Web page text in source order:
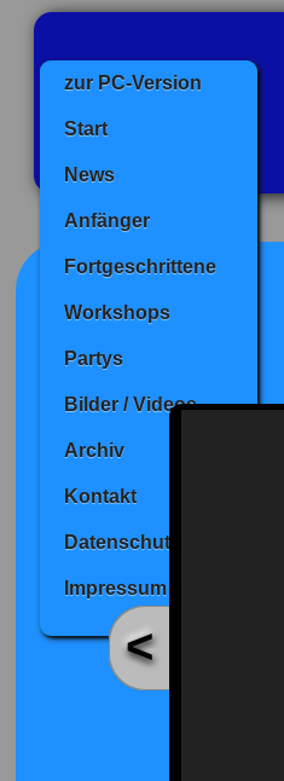
zur PC-Version
Start
News
Anfänger
Fortgeschrittene
Workshops
Partys
Bilder / Videos
Archiv
Kontakt
Datenschutz
Impressum